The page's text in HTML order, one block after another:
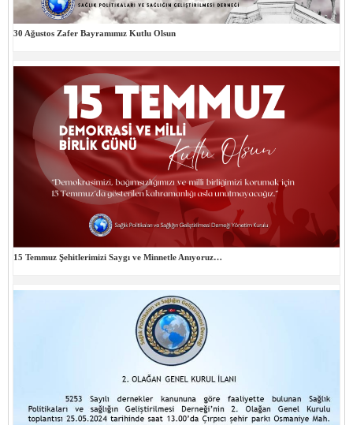
30 Ağustos Zafer Bayramımız Kutlu Olsun
15 Temmuz Şehitlerimizi Saygı ve Minnetle Anıyoruz…